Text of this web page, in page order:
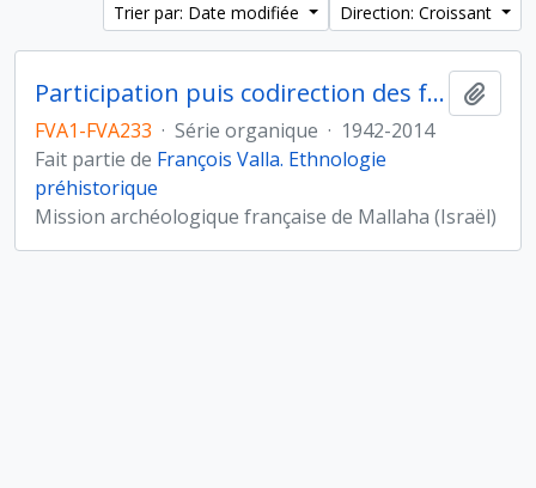
Trier par: Date modifiée
Direction: Croissant
Participation puis codirection des fouilles de Mallaha-Eynan, Israël
FVA1-FVA233 · Série organique · 1942-2014
Fait partie de François Valla. Ethnologie
préhistorique
Mission archéologique française de Mallaha (Israël)